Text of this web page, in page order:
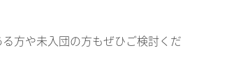
方や未入団の方もぜひご検討くだ